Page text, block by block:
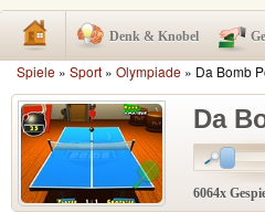
Denk & Knobel
Spiele » Sport » Olympiade » Da Bomb
Da
6064x